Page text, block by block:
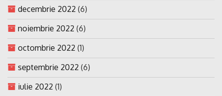
decembrie 2022 (6)
noiembrie 2022 (6)
octombrie 2022 (1)
septembrie 2022 (6)
iulie 2022 (1)